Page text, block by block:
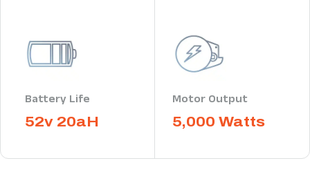
Battery Life
52v 20aH
Motor Output
5,000 Watts